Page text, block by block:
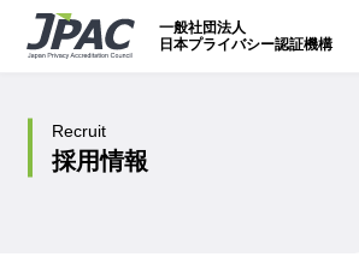
一般社団法人
日本プライバシー認証機構
Recruit
採用情報